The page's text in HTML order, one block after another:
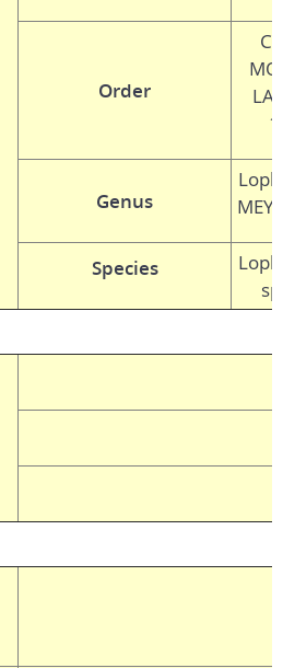
Order
Genus
Species